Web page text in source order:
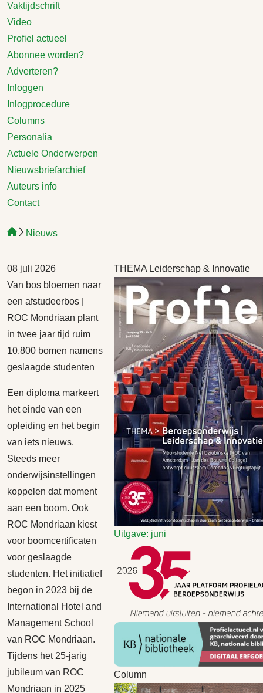
Vaktijdschrift
Video
Profiel actueel
Abonnee worden?
Adverteren?
Inloggen
Inlogprocedure
Columns
Personalia
Actuele Onderwerpen
Nieuwsbriefarchief
Auteurs info
Contact
Nieuws
08 juli 2026
Van bos bloemen naar
een afstudeerbos |
ROC Mondriaan plant
in twee jaar tijd ruim
10.800 bomen namens
geslaagde studenten
Een diploma markeert
het einde van een
opleiding en het begin
van iets nieuws.
Steeds meer
onderwijsinstellingen
koppelen dat moment
aan een boom. Ook
ROC Mondriaan kiest
voor boomcertificaten
voor geslaagde
studenten. Het initiatief
begon in 2023 bij de
International Hotel and
Management School
van ROC Mondriaan.
Tijdens het 25-jarig
jubileum van ROC
Mondriaan in 2025
THEMA Leiderschap & Innovatie
Uitgave: juni
Column